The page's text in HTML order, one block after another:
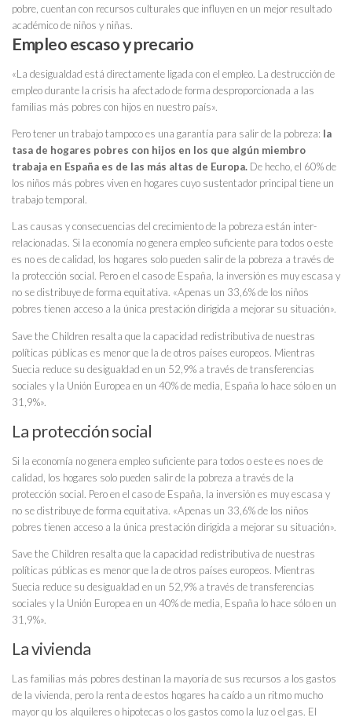
pobre, cuentan con recursos culturales que influyen en un mejor resultado
académico de niños y niñas.
Empleo escaso y precario
«La desigualdad está directamente ligada con el empleo. La destrucción de
empleo durante la crisis ha afectado de forma desproporcionada a las
familias más pobres con hijos en nuestro país».
Pero tener un trabajo tampoco es una garantía para salir de la pobreza: la
tasa de hogares pobres con hijos en los que algún miembro
trabaja en España es de las más altas de Europa. De hecho, el 60% de
los niños más pobres viven en hogares cuyo sustentador principal tiene un
trabajo temporal.
Las causas y consecuencias del crecimiento de la pobreza están inter-
relacionadas. Si la economía no genera empleo suficiente para todos o este
es no es de calidad, los hogares solo pueden salir de la pobreza a través de
la protección social. Pero en el caso de España, la inversión es muy escasa y
no se distribuye de forma equitativa. «Apenas un 33,6% de los niños
pobres tienen acceso a la única prestación dirigida a mejorar su situación».
Save the Children resalta que la capacidad redistributiva de nuestras
políticas públicas es menor que la de otros países europeos. Mientras
Suecia reduce su desigualdad en un 52,9% a través de transferencias
sociales y la Unión Europea en un 40% de media, España lo hace sólo en un
31,9%».
La protección social
Si la economía no genera empleo suficiente para todos o este es no es de
calidad, los hogares solo pueden salir de la pobreza a través de la
protección social. Pero en el caso de España, la inversión es muy escasa y
no se distribuye de forma equitativa. «Apenas un 33,6% de los niños
pobres tienen acceso a la única prestación dirigida a mejorar su situación».
Save the Children resalta que la capacidad redistributiva de nuestras
políticas públicas es menor que la de otros países europeos. Mientras
Suecia reduce su desigualdad en un 52,9% a través de transferencias
sociales y la Unión Europea en un 40% de media, España lo hace sólo en un
31,9%».
La vivienda
Las familias más pobres destinan la mayoría de sus recursos a los gastos
de la vivienda, pero la renta de estos hogares ha caído a un ritmo mucho
mayor qu los alquileres o hipotecas o los gastos como la luz o el gas. El